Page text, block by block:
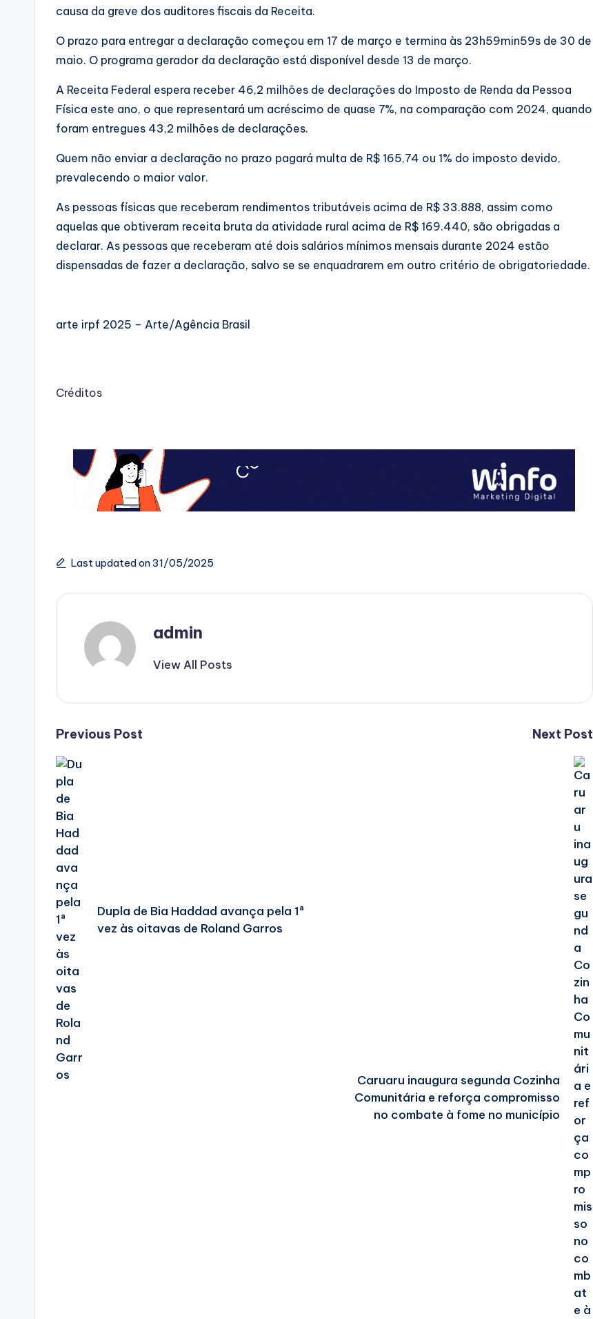
causa da greve dos auditores fiscais da Receita.
O prazo para entregar a declaração começou em 17 de março e termina às 23h59min59s de 30 de
maio. O programa gerador da declaração está disponível desde 13 de março.
A Receita Federal espera receber 46,2 milhões de declarações do Imposto de Renda da Pessoa
Física este ano, o que representará um acréscimo de quase 7%, na comparação com 2024, quando
foram entregues 43,2 milhões de declarações.
Quem não enviar a declaração no prazo pagará multa de R$ 165,74 ou 1% do imposto devido,
prevalecendo o maior valor.
As pessoas físicas que receberam rendimentos tributáveis acima de R$ 33.888, assim como
aquelas que obtiveram receita bruta da atividade rural acima de R$ 169.440, são obrigadas a
declarar. As pessoas que receberam até dois salários mínimos mensais durante 2024 estão
dispensadas de fazer a declaração, salvo se se enquadrarem em outro critério de obrigatoriedade.
arte irpf 2025 – Arte/Agência Brasil
Créditos
Last updated on 31/05/2025
admin
View All Posts
Post
navigation
Previous Post
Dupla de Bia Haddad avança pela 1ª
vez às oitavas de Roland Garros
Next Post
Caruaru inaugura segunda Cozinha
Comunitária e reforça compromisso
no combate à fome no município